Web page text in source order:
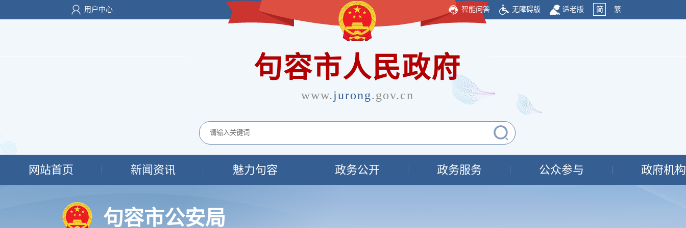
用户中心 智能问答 无障碍版 适老版 简 繁
句容市人民政府
www.jurong.gov.cn
网站首页 新闻资讯 魅力句容 政务公开 政务服务 公众参与 政府机构
句容市公安局